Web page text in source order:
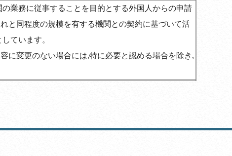
業務に従事することを目的とする外国人からの申請
と同程度の規模を有する機関との契約に基づいて活
ています。
に変更のない場合には,特に必要と認める場合を除き,